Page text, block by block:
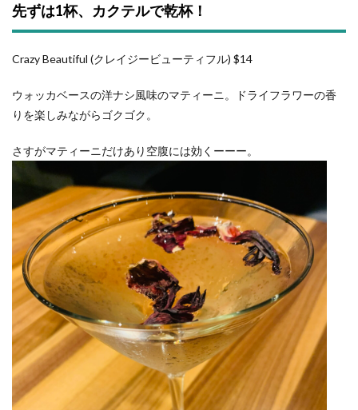
先ずは1杯、カクテルで乾杯！
Crazy Beautiful (クレイジービューティフル) $14
ウォッカベースの洋ナシ風味のマティーニ。ドライフラワーの香
りを楽しみながらゴクゴク。
さすがマティーニだけあり空腹には効くーーー。